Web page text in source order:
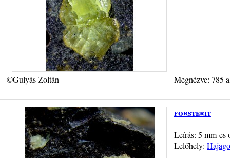
©Gulyás Zoltán Megnézve: 785
forsterit
Leírás: 5 mm-es
Lelőhely: